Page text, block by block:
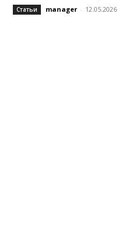
Статьи manager - 12.05.2026